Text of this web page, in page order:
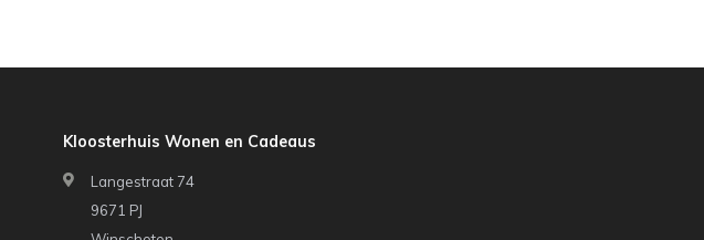
Kloosterhuis Wonen en Cadeaus
Langestraat 74
9671 PJ